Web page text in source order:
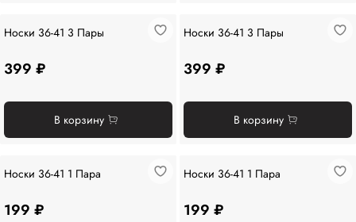
Носки 36-41 3 Пары
399 ₽
В корзину
Носки 36-41 3 Пары
399 ₽
В корзину
Носки 36-41 1 Пара
199 ₽
Носки 36-41 1 Пара
199 ₽